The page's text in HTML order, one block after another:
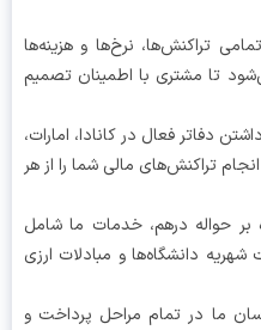
نرخ‌ها و هزینه‌ها
مشتری با اطمینان تصمیم
فعال در کانادا، امارات،
تراکنش‌های مالی شما را از هر
درهم، خدمات ما شامل
دانشگاه‌ها و مبادلات ارزی
در تمام مراحل پرداخت و